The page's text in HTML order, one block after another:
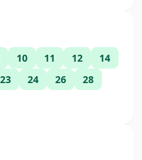
10 11 12
14
23 24 26
28